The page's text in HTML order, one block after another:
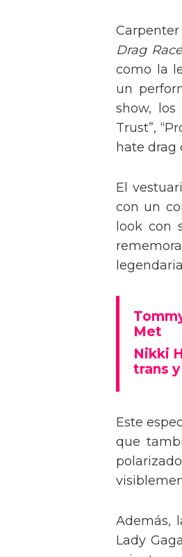
Drag
como la
un
show,
Trust”,
hate drag
El
con un
look con
Met
Nikki
trans
Este
que
Además,
Lady